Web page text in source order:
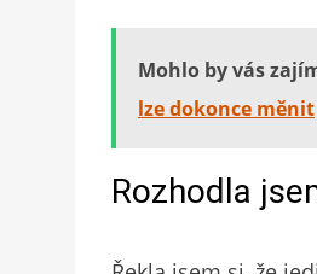
Mohlo by vás
lze dokonce měnit
Rozhodla